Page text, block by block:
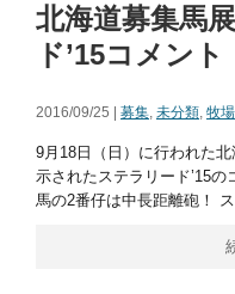
北海道募集馬
ド’15コメント
2016/09/25 | 募集, 未分類, 牧
9月18日（日）に行われた
示されたステラリード’15
馬の2番仔は中長距離砲！